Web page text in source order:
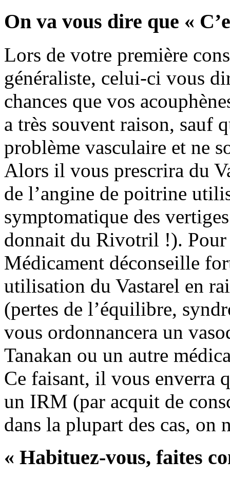
On va vous dire que «
Lors de votre première
généraliste, celui-ci vous
chances que vos
a très souvent raison, sauf
problème vasculaire et ne
Alors il vous prescrira du
de l’angine de poitrine
symptomatique des
donnait du Rivotril !). Pour
Médicament déconseille
utilisation du Vastarel en
(pertes de l’équilibre,
vous ordonnancera un
Tanakan ou un autre
Ce faisant, il vous enverra
un IRM (par acquit de
dans la plupart des cas, on
« Habituez-vous, faites